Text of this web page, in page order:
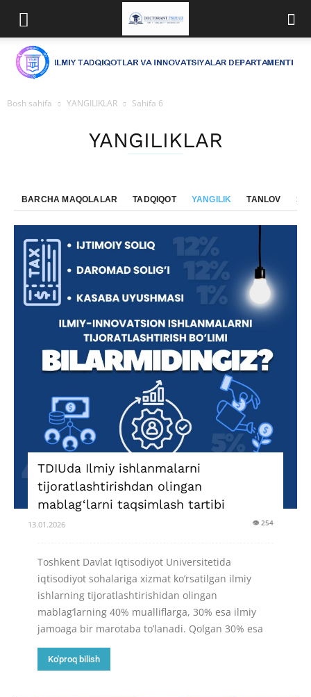
Bosh sahifa YANGILIKLAR Sahifa 6
YANGILIKLAR
BARCHA MAQOLALAR TADQIQOT YANGILIK TANLOV
TDIUda Ilmiy ishlanmalarni
tijoratlashtirishdan olingan
mablag‘larni taqsimlash tartibi
13.01.2026 👁 254
Toshkent Davlat Iqtisodiyot Universitetida
iqtisodiyot sohalariga xizmat ko’rsatilgan ilmiy
ishlarning tijoratlashtirishidan olingan
mablag‘larning 40% mualliflarga, 30% esa ilmiy
jamoaga bir marotaba to’lanadi. Qolgan 30% esa
Ko'proq bilish